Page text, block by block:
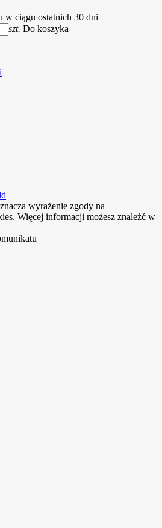
w ciągu ostatnich 30 dni
szt. Do koszyka
wyrażenie zgody na
Więcej informacji możesz znaleźć w